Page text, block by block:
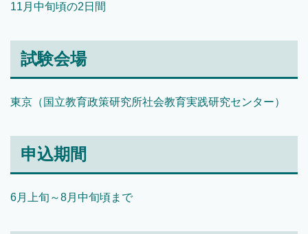
11月中旬頃の2日間
試験会場
東京（国立教育政策研究所社会教育実践研究センター）
申込期間
6月上旬～8月中旬頃まで